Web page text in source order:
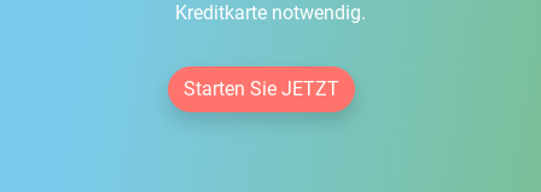
Kreditkarte notwendig.
Starten Sie JETZT